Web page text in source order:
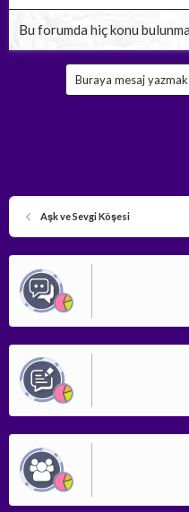
Bu forumda hiç konu
Buraya mesaj
Aşk ve Sevgi Köşesi